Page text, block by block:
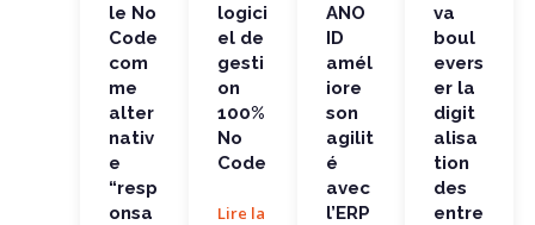
le No
Code
com
me
alter
nativ
e
“resp
onsa
logici
el de
gesti
on
100%
No
Code
Lire la
ANO
ID
amél
iore
son
agilit
é
avec
l’ERP
va
boul
evers
er la
digit
alisa
tion
des
entre